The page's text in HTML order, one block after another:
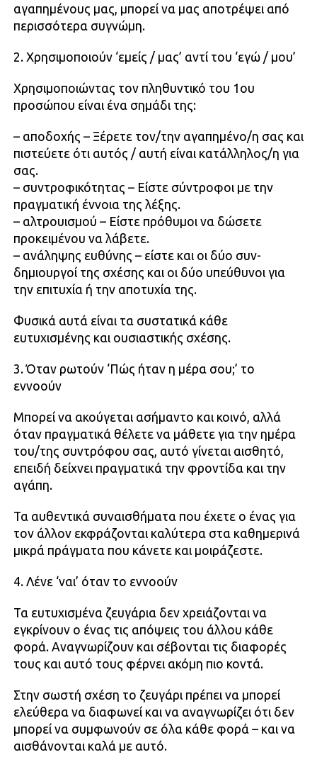
αγαπημένους μας, μπορεί να μας αποτρέψει από
περισσότερα συγνώμη.
2. Χρησιμοποιούν ‘εμείς / μας’ αντί του ‘εγώ / μου’
Χρησιμοποιώντας τον πληθυντικό του 1ου
προσώπου είναι ένα σημάδι της:
– αποδοχής – Ξέρετε τον/την αγαπημένο/η σας και
πιστεύετε ότι αυτός / αυτή είναι κατάλληλος/η για
σας.
– συντροφικότητας – Είστε σύντροφοι με την
πραγματική έννοια της λέξης.
– αλτρουισμού – Είστε πρόθυμοι να δώσετε
προκειμένου να λάβετε.
– ανάληψης ευθύνης – είστε και οι δύο συν-
δημιουργοί της σχέσης και οι δύο υπεύθυνοι για
την επιτυχία ή την αποτυχία της.
Φυσικά αυτά είναι τα συστατικά κάθε
ευτυχισμένης και ουσιαστικής σχέσης.
3. Όταν ρωτούν ‘Πώς ήταν η μέρα σου;’ το
εννοούν
Μπορεί να ακούγεται ασήμαντο και κοινό, αλλά
όταν πραγματικά θέλετε να μάθετε για την ημέρα
του/της συντρόφου σας, αυτό γίνεται αισθητό,
επειδή δείχνει πραγματικά την φροντίδα και την
αγάπη.
Τα αυθεντικά συναισθήματα που έχετε ο ένας για
τον άλλον εκφράζονται καλύτερα στα καθημερινά
μικρά πράγματα που κάνετε και μοιράζεστε.
4. Λένε ‘ναι’ όταν το εννοούν
Τα ευτυχισμένα ζευγάρια δεν χρειάζονται να
εγκρίνουν ο ένας τις απόψεις του άλλου κάθε
φορά. Αναγνωρίζουν και σέβονται τις διαφορές
τους και αυτό τους φέρνει ακόμη πιο κοντά.
Στην σωστή σχέση το ζευγάρι πρέπει να μπορεί
ελεύθερα να διαφωνεί και να αναγνωρίζει ότι δεν
μπορεί να συμφωνούν σε όλα κάθε φορά – και να
αισθάνονται καλά με αυτό.